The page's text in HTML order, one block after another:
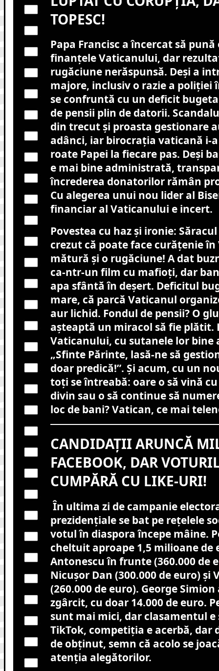
TOPESC!
Papa Francisc a încercat să
finanțele Vaticanului, dar
rugăciune nerăspunsă. Deși a
majore, inclusiv o razie a poliției
se confruntă cu un deficit
de pensii plin de datorii.
din trecut și proasta gestionare
adânci, iar birocrația vaticană i-
roate Papei la fiecare pas. Deși
e mai bine administrată,
încrederea donatorilor rămân
Cu alegerea unui nou lider al
financiar al Vaticanului e incert.
Povestea cu haz și ironie:
crezut că poate face curățenie în
mătură și o rugăciune! A dat
ca-ntr-un film cu mafioți, dar
apa sfântă în deșert. Deficitul
mare, că parcă Vaticanul
aur lichid. Fondul de pensii? O
așteaptă un miracol să fie plătit.
Vaticanului, cu sutanele lor bine
„Sfinte Părinte, lasă-ne să
doar predică!”. Și acum, cu un
toți se întreabă: oare o să vină
divin sau o să continue să
loc de bani? Vatican, ce mai
CANDIDAȚII ARUNCĂ
FACEBOOK, DAR
CUMPĂRĂ CU LIKE-URI!
În ultima zi de campanie
prezidențiale se bat pe rețelele
votul în diaspora începe mâine.
cheltuit aproape 1,5 milioane de
Antonescu în frunte (360.000 de
Nicușor Dan (300.000 de euro) și
(260.000 de euro). George
zgârcit, cu doar 14.000 de euro.
sunt mai mici, dar clasamentul e
TikTok, competiția e acerbă, dar
de obținut, semn că acolo se
atenția alegătorilor.